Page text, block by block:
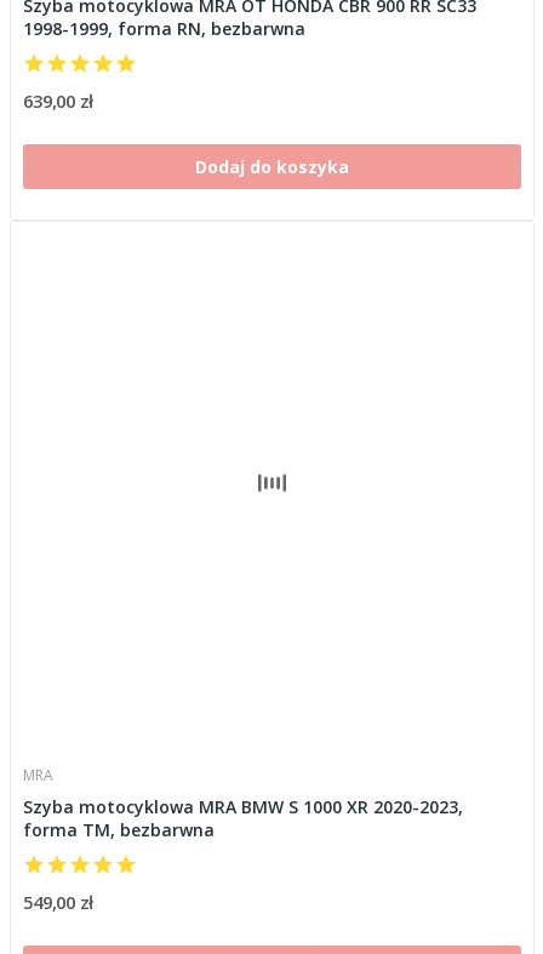
Szyba motocyklowa MRA OT HONDA CBR 900 RR SC33
1998-1999, forma RN, bezbarwna
639,00 zł
Dodaj do koszyka
MRA
Szyba motocyklowa MRA BMW S 1000 XR 2020-2023,
forma TM, bezbarwna
549,00 zł